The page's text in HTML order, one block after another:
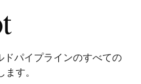
パイプラインのすべての
す。